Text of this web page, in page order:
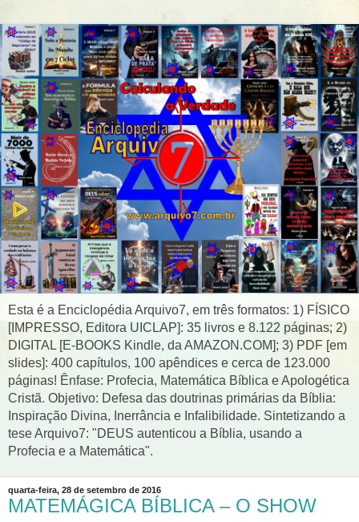
Esta é a Enciclopédia Arquivo7, em três formatos: 1) FÍSICO
[IMPRESSO, Editora UICLAP]: 35 livros e 8.122 páginas; 2)
DIGITAL [E-BOOKS Kindle, da AMAZON.COM]; 3) PDF [em
slides]: 400 capítulos, 100 apêndices e cerca de 123.000
páginas! Ênfase: Profecia, Matemática Bíblica e Apologética
Cristã. Objetivo: Defesa das doutrinas primárias da Bíblia:
Inspiração Divina, Inerrância e Infalibilidade. Sintetizando a
tese Arquivo7: "DEUS autenticou a Bíblia, usando a
Profecia e a Matemática".
quarta-feira, 28 de setembro de 2016
MATEMÁGICA BÍBLICA – O SHOW